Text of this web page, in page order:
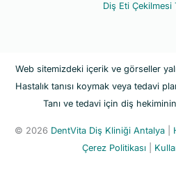
Diş Eti Çekilmesi
Web sitemizdeki içerik ve görseller
Hastalık tanısı koymak veya tedavi
Tanı ve tedavi için diş
© 2026 DentVita Diş Kliniği Antalya|
Çerez Politikası